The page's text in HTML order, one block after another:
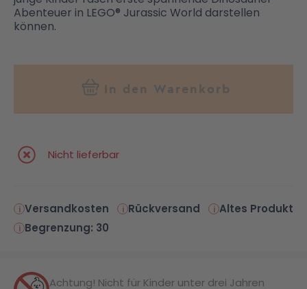
Abenteuer in LEGO® Jurassic World darstellen
können.
In den Warenkorb
Nicht lieferbar
Versandkosten Rückversand
Altes Produkt
Begrenzung: 30
Achtung! Nicht für Kinder unter drei Jahren